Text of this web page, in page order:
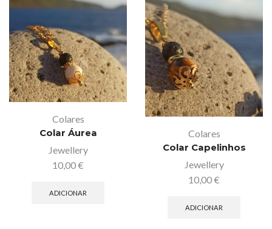
Colares
Colar Áurea
Jewellery
10,00€
ADICIONAR
Colares
Colar Capelinhos
Jewellery
10,00€
ADICIONAR